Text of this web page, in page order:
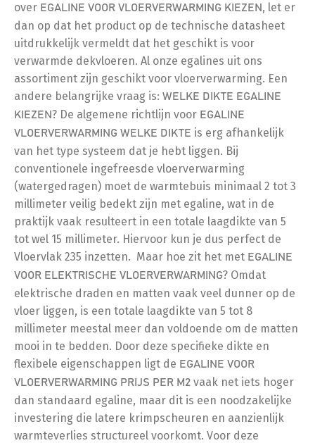
over EGALINE VOOR VLOERVERWARMING KIEZEN, let er
dan op dat het product op de technische datasheet
uitdrukkelijk vermeldt dat het geschikt is voor
verwarmde dekvloeren. Al onze egalines uit ons
assortiment zijn geschikt voor vloerverwarming. Een
andere belangrijke vraag is: WELKE DIKTE EGALINE
KIEZEN? De algemene richtlijn voor EGALINE
VLOERVERWARMING WELKE DIKTE is erg afhankelijk
van het type systeem dat je hebt liggen. Bij
conventionele ingefreesde vloerverwarming
(watergedragen) moet de warmtebuis minimaal 2 tot 3
millimeter veilig bedekt zijn met egaline, wat in de
praktijk vaak resulteert in een totale laagdikte van 5
tot wel 15 millimeter. Hiervoor kun je dus perfect de
Vloervlak 235 inzetten. Maar hoe zit het met EGALINE
VOOR ELEKTRISCHE VLOERVERWARMING? Omdat
elektrische draden en matten vaak veel dunner op de
vloer liggen, is een totale laagdikte van 5 tot 8
millimeter meestal meer dan voldoende om de matten
mooi in te bedden. Door deze specifieke dikte en
flexibele eigenschappen ligt de EGALINE VOOR
VLOERVERWARMING PRIJS PER M2 vaak net iets hoger
dan standaard egaline, maar dit is een noodzakelijke
investering die latere krimpscheuren en aanzienlijk
warmteverlies structureel voorkomt. Voor deze